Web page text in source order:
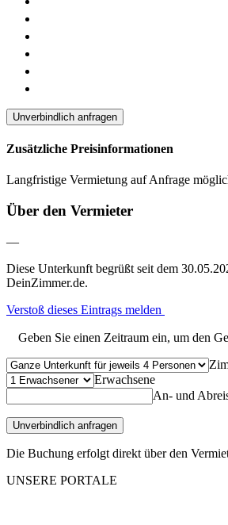
Unverbindlich anfragen
Zusätzliche Preisinformationen
Langfristige Vermietung auf Anfrage
Über den Vermieter
—
Diese Unterkunft begrüßt seit dem
DeinZimmer.de.
Verstoß dieses Eintrags melden
Geben Sie einen Zeitraum ein, um den
Erwachsene
An- und
Unverbindlich anfragen
Die Buchung erfolgt direkt über den
UNSERE PORTALE